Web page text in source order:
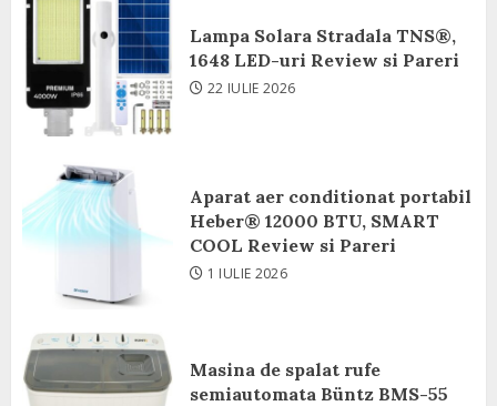
Lampa Solara Stradala TNS®,
1648 LED-uri Review si Pareri
22 IULIE 2026
Aparat aer conditionat portabil
Heber® 12000 BTU, SMART
COOL Review si Pareri
1 IULIE 2026
Masina de spalat rufe
semiautomata Büntz BMS-55